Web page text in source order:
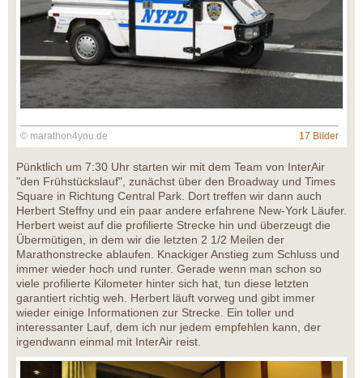
© marathon4you.de 17 Bilder
Pünktlich um 7:30 Uhr starten wir mit dem Team von InterAir
"den Frühstückslauf", zunächst über den Broadway und Times
Square in Richtung Central Park. Dort treffen wir dann auch
Herbert Steffny und ein paar andere erfahrene New-York Läufer.
Herbert weist auf die profilierte Strecke hin und überzeugt die
Übermütigen, in dem wir die letzten 2 1/2 Meilen der
Marathonstrecke ablaufen. Knackiger Anstieg zum Schluss und
immer wieder hoch und runter. Gerade wenn man schon so
viele profilierte Kilometer hinter sich hat, tun diese letzten
garantiert richtig weh. Herbert läuft vorweg und gibt immer
wieder einige Informationen zur Strecke. Ein toller und
interessanter Lauf, dem ich nur jedem empfehlen kann, der
irgendwann einmal mit InterAir reist.